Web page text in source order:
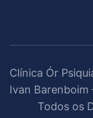
Clínica Ór
Ivan Barenboim
Todos os